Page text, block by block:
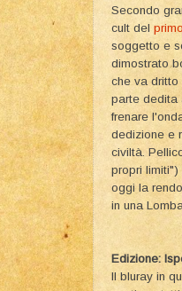
Secondo
cult del primo
soggetto e
dimostrato
che va dritto
parte dedita
frenare
dedizione e
civiltà.
propri
oggi la
in una
Edizione:
Il bluray in